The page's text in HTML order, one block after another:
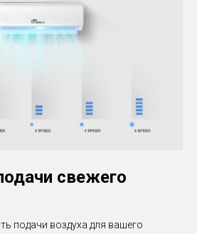
свежего
подачи воздуха для вашего